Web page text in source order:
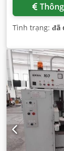
Tình trạng: đã